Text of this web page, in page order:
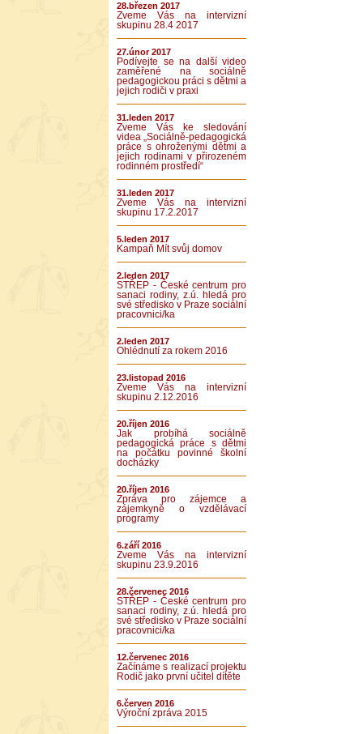
28.březen 2017
Zveme Vás na intervizní
skupinu 28.4 2017
27.únor 2017
Podívejte se na další video
zaměřené na sociálně
pedagogickou práci s dětmi a
jejich rodiči v praxi
31.leden 2017
Zveme Vás ke sledování
videa „Sociálně-pedagogická
práce s ohroženými dětmi a
jejich rodinami v přirozeném
rodinném prostředí“
31.leden 2017
Zveme Vás na intervizní
skupinu 17.2.2017
5.leden 2017
Kampaň Mít svůj domov
2.leden 2017
STŘEP - České centrum pro
sanaci rodiny, z.ú. hledá pro
své středisko v Praze sociální
pracovnici/ka
2.leden 2017
Ohlédnutí za rokem 2016
23.listopad 2016
Zveme Vás na intervizní
skupinu 2.12.2016
20.říjen 2016
Jak probíhá sociálně
pedagogická práce s dětmi
na počátku povinné školní
docházky
20.říjen 2016
Zpráva pro zájemce a
zájemkyně o vzdělávací
programy
6.září 2016
Zveme Vás na intervizní
skupinu 23.9.2016
28.červenec 2016
STŘEP - České centrum pro
sanaci rodiny, z.ú. hledá pro
své středisko v Praze sociální
pracovnici/ka
12.červenec 2016
Začínáme s realizací projektu
Rodič jako první učitel dítěte
6.červen 2016
Výroční zpráva 2015